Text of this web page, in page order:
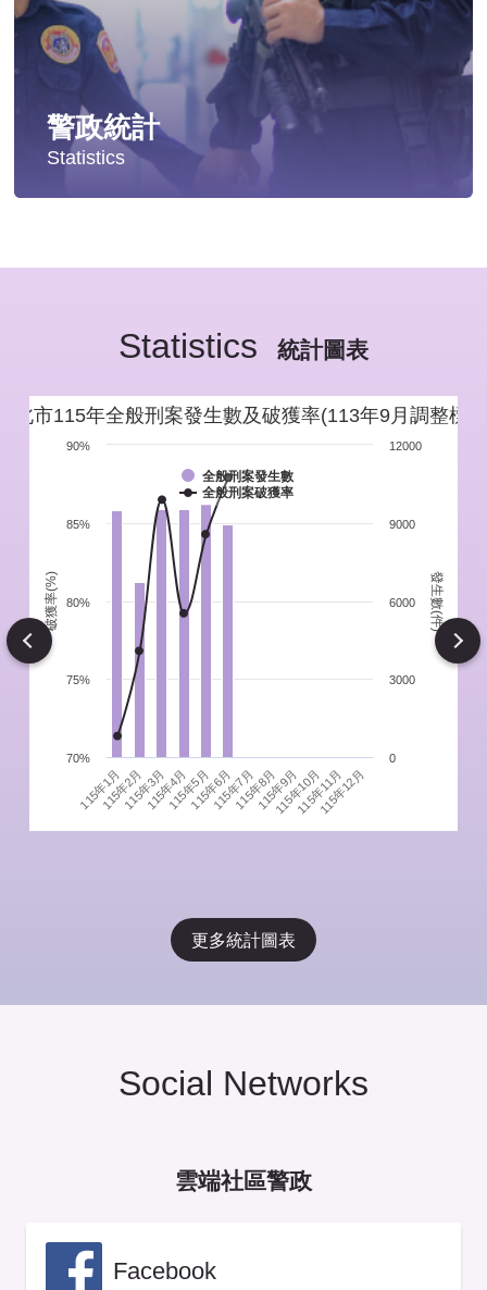
警政統計
Statistics
新北市重要警政統計指標
警政性別統計
警政統計通報
警政統計懶人包
Statistics 統計圖表
破獲率(%) 發生數(件)
北市115年全般刑案發生數及破獲率(113年9月調整標
全般刑案發生數
全般刑案破獲率
115年1月
115年2月115年3月115年4月115年5月115年6月115年7月115年8月115年9月
115年10月
115年11月
115年12月
70%
75%
80%
85%
90%
0
3000
6000
9000
12000
更多統計圖表
Social Networks
雲端社區警政
Facebook